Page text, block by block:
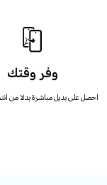
وفر وقتك
احصل على بديل مباشرة بدلا من